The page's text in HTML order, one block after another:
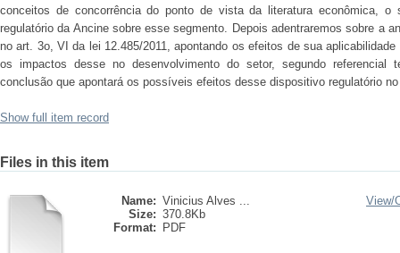
conceitos de concorrência do ponto de vista da literatura econômica,
regulatório da Ancine sobre esse segmento. Depois adentraremos sobre a
no art. 3o, VI da lei 12.485/2011, apontando os efeitos de sua
os impactos desse no desenvolvimento do setor, segundo referencial
conclusão que apontará os possíveis efeitos desse dispositivo regulatório
Show full item record
Files in this item
Name: Vinicius Alves ...
Size: 370.8Kb
Format:
PDF
View/